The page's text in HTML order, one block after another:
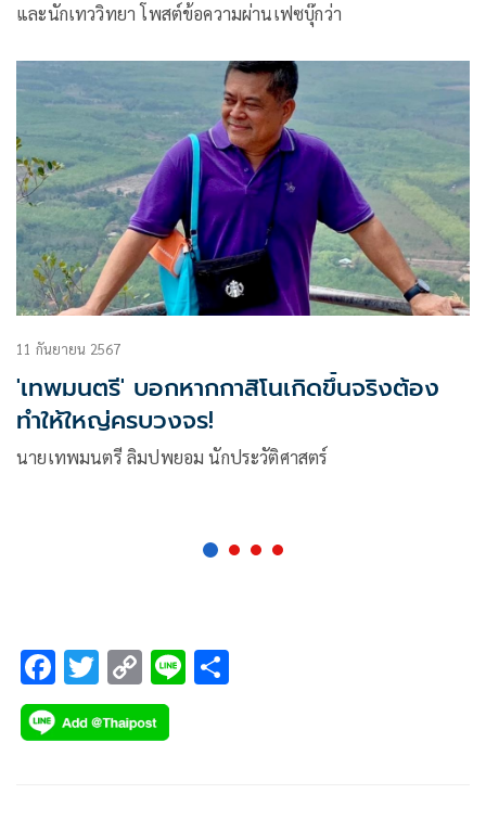
และนักเทววิทยา โพสต์ข้อความผ่านเฟซบุ๊กว่า
11 กันยายน 2567
'เทพมนตรี' บอกหากกาสิโนเกิดขึ้นจริงต้อง
ทำให้ใหญ่ครบวงจร!
นายเทพมนตรี ลิมปพยอม นักประวัติศาสตร์
F
ac
e
T
wi
tt
C
o
p
Li